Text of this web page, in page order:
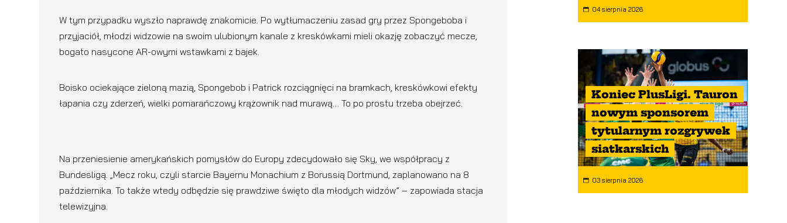
W tym przypadku wyszło naprawdę znakomicie. Po wytłumaczeniu zasad gry przez Spongeboba i
przyjaciół, młodzi widzowie na swoim ulubionym kanale z kreskówkami mieli okazję zobaczyć mecze,
bogato nasycone AR-owymi wstawkami z bajek.
Boisko ociekające zieloną mazią, Spongebob i Patrick rozciągnięci na bramkach, kreskówkowi efekty
łapania czy zderzeń, wielki pomarańczowy krążownik nad murawą… To po prostu trzeba obejrzeć.
Na przeniesienie amerykańskich pomysłów do Europy zdecydowało się Sky, we współpracy z
Bundesligą. „Mecz roku, czyli starcie Bayernu Monachium z Borussią Dortmund, zaplanowano na 8
października. To także wtedy odbędzie się prawdziwe święto dla młodych widzów” – zapowiada stacja
telewizyjna.
04 sierpnia 2026
Koniec PlusLigi. Tauron
nowym sponsorem
tytularnym rozgrywek
siatkarskich
03 sierpnia 2026